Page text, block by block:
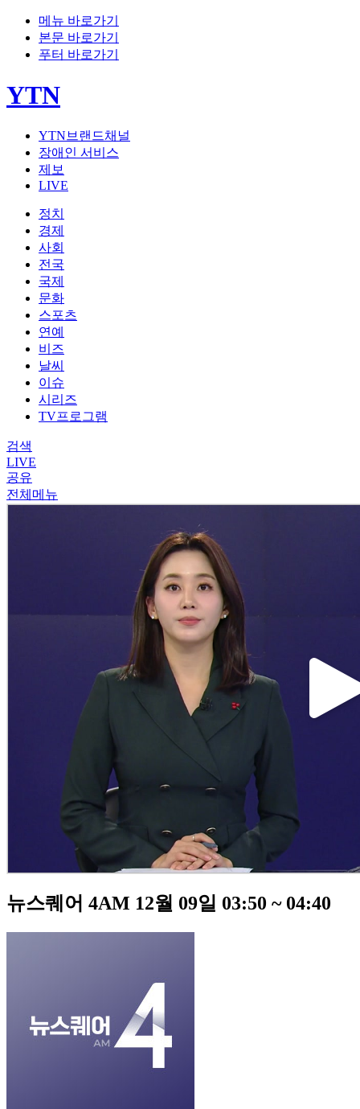
메뉴 바로가기
본문 바로가기
푸터 바로가기
YTN
YTN브랜드채널
장애인 서비스
제보
LIVE
정치
경제
사회
전국
국제
문화
스포츠
연예
비즈
날씨
이슈
시리즈
TV프로그램
검색
LIVE
공유
전체메뉴
뉴스퀘어 4AM 12월 09일 03:50 ~ 04:40